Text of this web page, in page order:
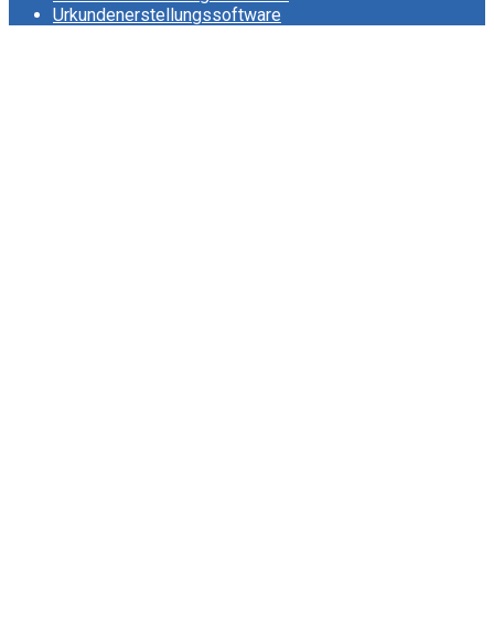
Urkundenerstellungssoftware